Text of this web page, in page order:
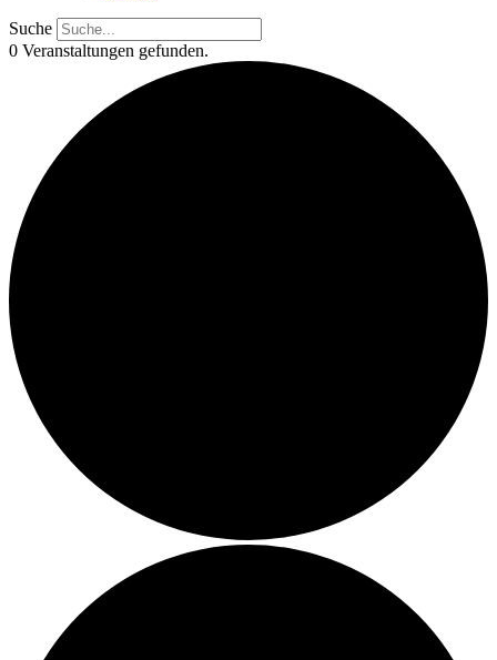
Suche
0 Veranstaltungen gefunden.